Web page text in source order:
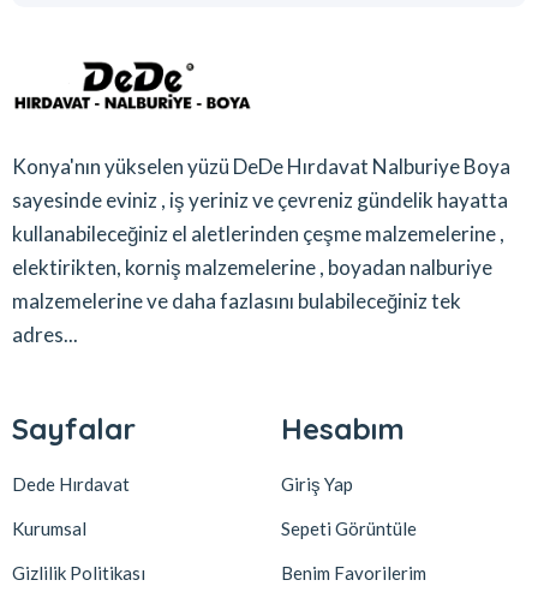
Konya'nın yükselen yüzü DeDe Hırdavat Nalburiye Boya
sayesinde eviniz , iş yeriniz ve çevreniz gündelik hayatta
kullanabileceğiniz el aletlerinden çeşme malzemelerine ,
elektirikten, korniş malzemelerine , boyadan nalburiye
malzemelerine ve daha fazlasını bulabileceğiniz tek
adres...
Sayfalar
Dede Hırdavat
Kurumsal
Gizlilik Politikası
Hesabım
Giriş Yap
Sepeti Görüntüle
Benim Favorilerim